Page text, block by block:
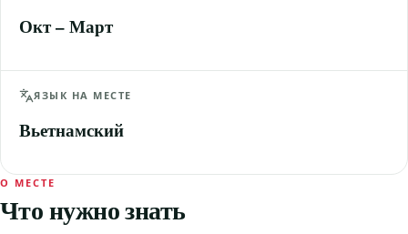
Окт – Март
ЯЗЫК НА МЕСТЕ
Вьетнамский
О МЕСТЕ
Что нужно знать